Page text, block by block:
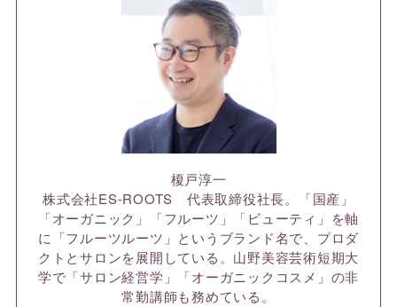
榎戸淳一
株式会社ES-ROOTS 代表取締役社長。「国産」
「オーガニック」「フルーツ」「ビューティ」を軸
に「フルーツルーツ」というブランド名で、プロダ
クトとサロンを展開している。山野美容芸術短期大
学で「サロン経営学」「オーガニックコスメ」の非
常勤講師も務めている。